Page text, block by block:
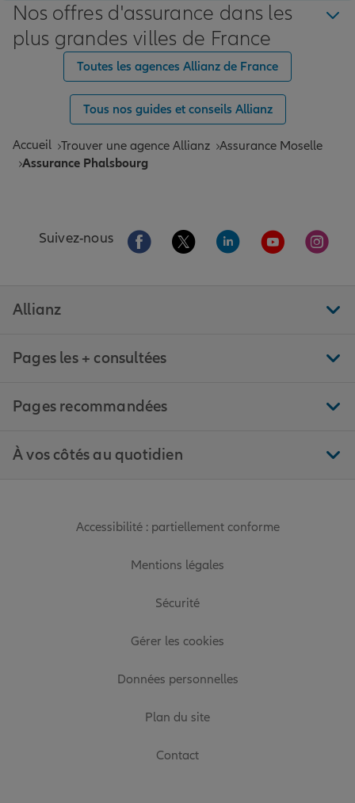
Nos offres d'assurance dans les
plus grandes villes de France
Toutes les agences Allianz de France
Tous nos guides et conseils Allianz
Accueil Trouver une agence Allianz Assurance Moselle
Assurance Phalsbourg
Suivez-nous Aller sur la page Facebook de Allianz
Aller sur la page Twitter de
Aller sur la page
Aller sur la
Aller
Allianz
Pages les + consultées
Pages recommandées
À vos côtés au quotidien
Accessibilité : partiellement conforme
Mentions légales
Sécurité
Gérer les cookies
Données personnelles
Plan du site
Contact